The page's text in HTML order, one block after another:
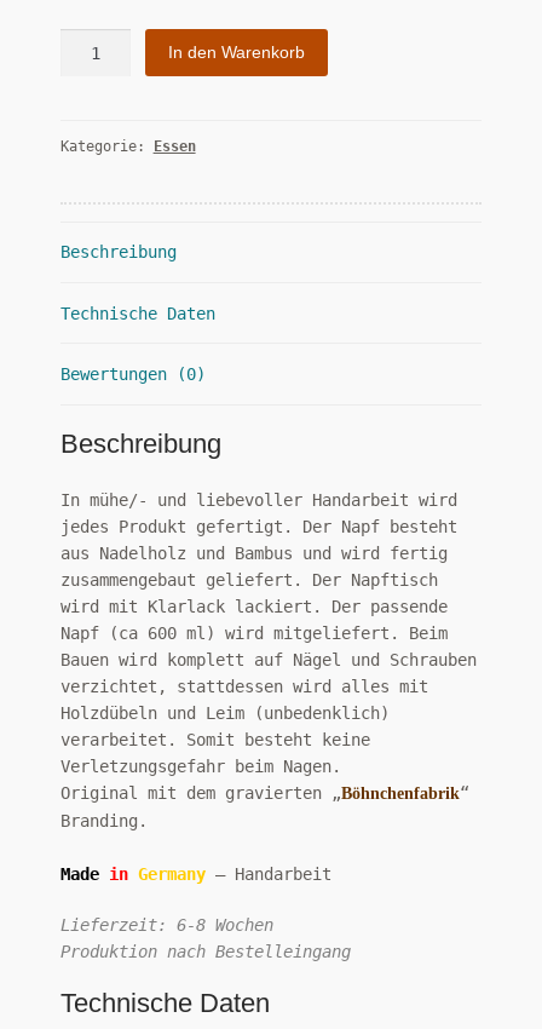
In den Warenkorb
Kategorie: Essen
Beschreibung
Technische Daten
Bewertungen (0)
Beschreibung
In mühe/- und liebevoller Handarbeit wird
jedes Produkt gefertigt. Der Napf besteht
aus Nadelholz und Bambus und wird fertig
zusammengebaut geliefert. Der Napftisch
wird mit Klarlack lackiert. Der passende
Napf (ca 600 ml) wird mitgeliefert. Beim
Bauen wird komplett auf Nägel und Schrauben
verzichtet, stattdessen wird alles mit
Holzdübeln und Leim (unbedenklich)
verarbeitet. Somit besteht keine
Verletzungsgefahr beim Nagen.
Original mit dem gravierten „Böhnchenfabrik“
Branding.
Made in Germany – Handarbeit
Lieferzeit: 6-8 Wochen
Produktion nach Bestelleingang
Technische Daten